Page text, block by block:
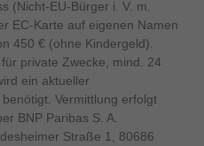
Pixel
(Nicht-EU-Bürger i. V. m.
EC-Karte auf eigenen Namen
450 € (ohne Kindergeld).
private Zwecke, mind. 24
ein aktueller
Vermittlung erfolgt
BNP Paribas S. A.
Straße 1, 80686